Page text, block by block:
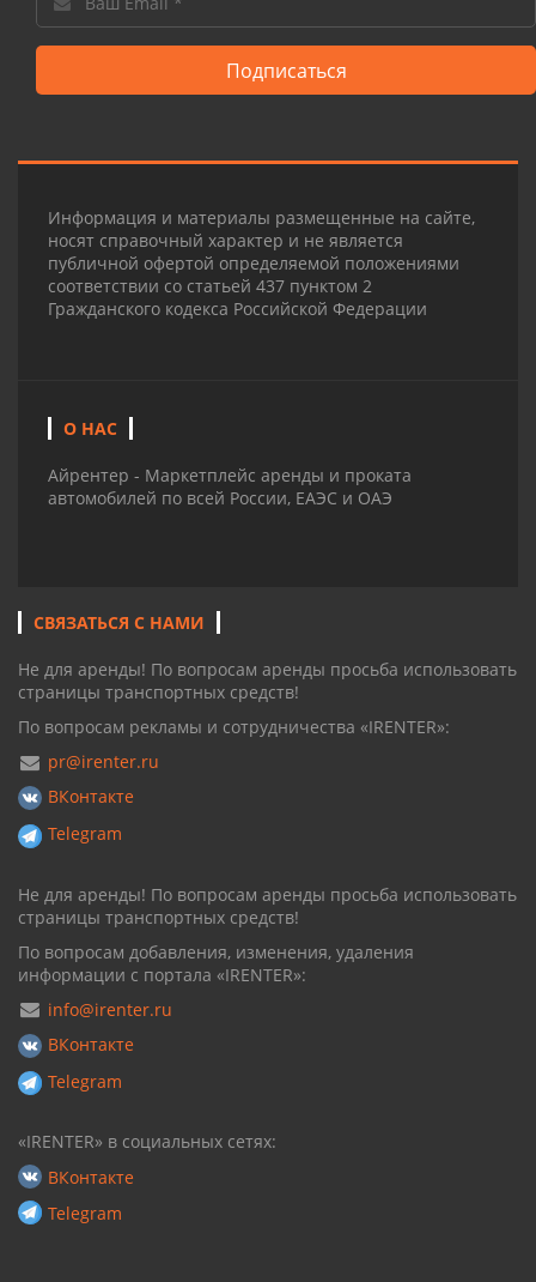
Подписаться
Информация и материалы размещенные на сайте,
носят справочный характер и не является
публичной офертой определяемой положениями
соответствии со статьей 437 пунктом 2
Гражданского кодекса Российской Федерации
О НАС
Айрентер - Маркетплейс аренды и проката
автомобилей по всей России, ЕАЭС и ОАЭ
СВЯЗАТЬСЯ С НАМИ
Не для аренды! По вопросам аренды просьба использовать
страницы транспортных средств!
По вопросам рекламы и сотрудничества «IRENTER»:
pr@irenter.ru
ВКонтакте
Telegram
Не для аренды! По вопросам аренды просьба использовать
страницы транспортных средств!
По вопросам добавления, изменения, удаления
информации с портала «IRENTER»:
info@irenter.ru
ВКонтакте
Telegram
«IRENTER» в социальных сетях:
ВКонтакте
Telegram